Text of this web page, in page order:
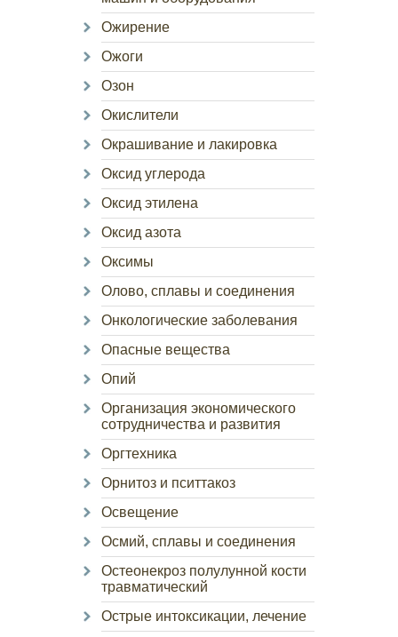
Ожирение
Ожоги
Озон
Окислители
Окрашивание и лакировка
Оксид углерода
Оксид этилена
Оксид азота
Оксимы
Олово, сплавы и соединения
Онкологические заболевания
Опасные вещества
Опий
Организация экономического
сотрудничества и развития
Оргтехника
Орнитоз и пситтакоз
Освещение
Осмий, сплавы и соединения
Остеонекроз полулунной кости
травматический
Острые интоксикации, лечение